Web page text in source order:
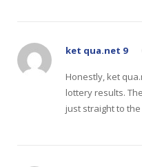
ket qua.net 9
Honestly, ket
lottery results.
just straight to